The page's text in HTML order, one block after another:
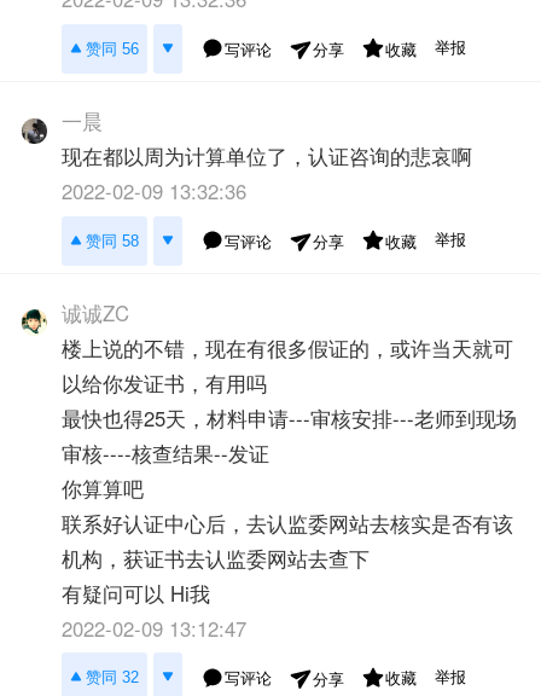
赞同 56 写评论 分享 收藏 举报
一晨
现在都以周为计算单位了，认证咨询的悲哀啊
2022-02-09 13:32:36
赞同 58 写评论 分享 收藏 举报
诚诚ZC
楼上说的不错，现在有很多假证的，或许当天就可
以给你发证书，有用吗
最快也得25天，材料申请---审核安排---老师到现场
审核----核查结果--发证
你算算吧
联系好认证中心后，去认监委网站去核实是否有该
机构，获证书去认监委网站去查下
有疑问可以 Hi我
2022-02-09 13:12:47
赞同 32 写评论 分享 收藏 举报